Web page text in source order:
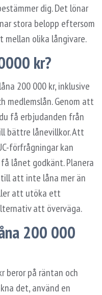
dig. Det lönar
stora belopp eftersom
mellan olika långivare.
kr?
200 000 kr, inklusive
medlemslån. Genom att
få erbjudanden från
bättre lånevillkor. Att
förfrågningar kan
lånet godkänt. Planera
att inte låna mer än
att utöka ett
att överväga.
200 000
beror på räntan och
det, använd en